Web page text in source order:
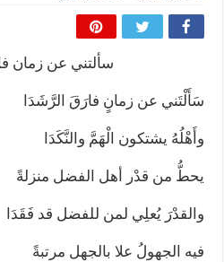
لن تحمينا مذاهبنا ولا طوائفنا ولا أحزابنا ولا
ليست المنفعة تأتي من إسلامية النّظام كما
المتهاون بوطنه متهاون بدينه حتماً
نسج العلاقة مع الآخر تكون من خلال منظومة
سألتني عن زمان
سَأَلْتَني عن زمانٍ فارَقَ الرَّشَدَا
وأَهْلُهُ يشتكون الْهَمَّ والنَّكَدَا
يحطُّ من قدْر أهل الفضل منزلةً
والقدْرَ يُعلِي لمن للفضل قد فَقَدَا
فيه الجهولُ علا بالجهل مرتبةً